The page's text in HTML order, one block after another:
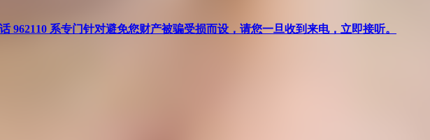
962110 系专门针对避免您财产被骗受损而设，请您一旦收到来电，立即接听。